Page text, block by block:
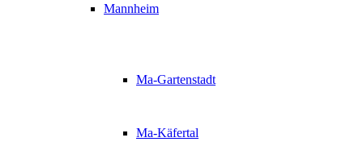
Mannheim
Ma-Gartenstadt
Ma-Käfertal